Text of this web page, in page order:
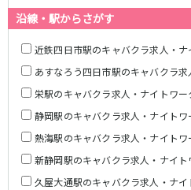
沿線・駅からさがす
近鉄四日市駅のキャバクラ求人・ナ
あすなろう四日市駅のキャバクラ
栄駅のキャバクラ求人・ナイトワー
静岡駅のキャバクラ求人・ナイトワ
熱海駅のキャバクラ求人・ナイトワ
新静岡駅のキャバクラ求人・ナイト
久屋大通駅のキャバクラ求人・ナイ
新浜松駅 第一
JR御殿場線
大岡駅
伊豆箱根鉄道駿豆線
三島駅
天竜浜名湖線